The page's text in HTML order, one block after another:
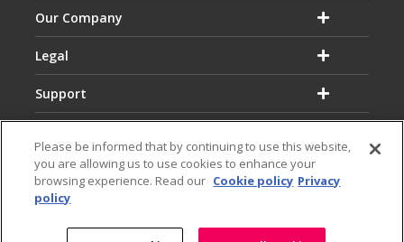
Our Company
Legal
Support
Please be informed that by continuing to use this website,
you are allowing us to use cookies to enhance your
browsing experience. Read our Cookie policy Privacy
policy